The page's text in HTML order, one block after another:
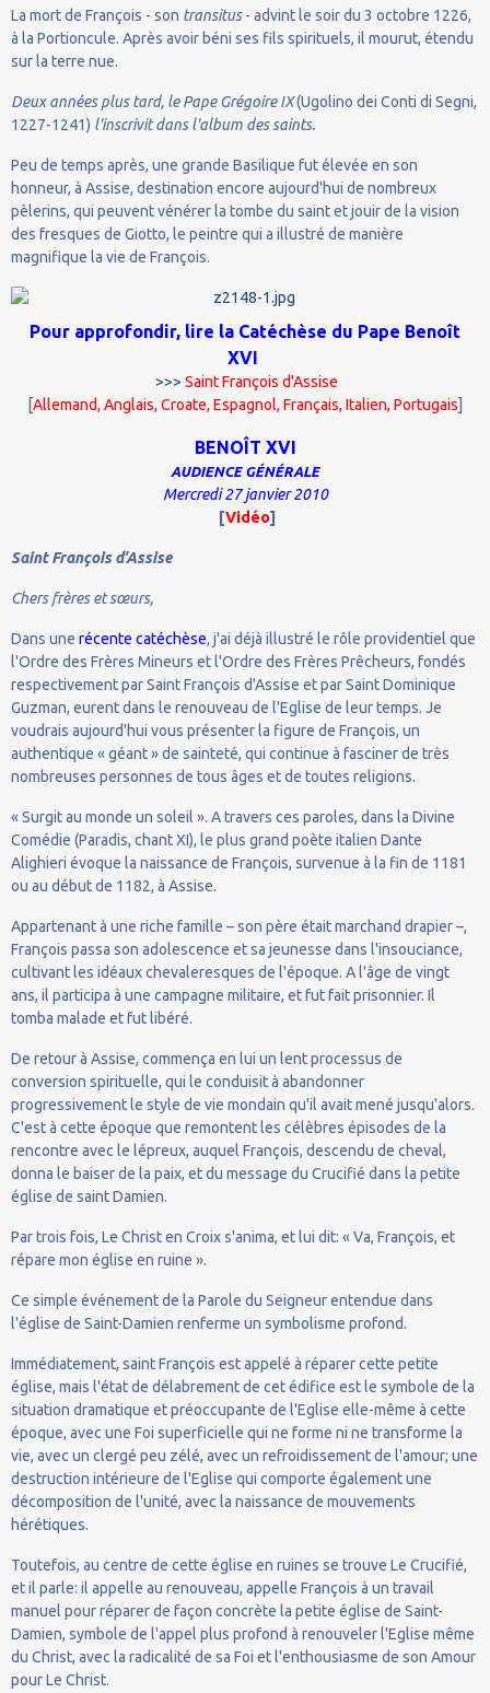
La mort de François - son transitus- advint le soir du 3 octobre 1226,
à la Portioncule. Après avoir béni ses fils spirituels, il mourut, étendu
sur la terre nue.
Deux années plus tard, le Pape Grégoire IX(Ugolino dei Conti di Segni,
1227-1241) l'inscrivit dans l'album des saints.
Peu de temps après, une grande Basilique fut élevée en son
honneur, à Assise, destination encore aujourd'hui de nombreux
pèlerins, qui peuvent vénérer la tombe du saint et jouir de la vision
des fresques de Giotto, le peintre qui a illustré de manière
magnifique la vie de François.
Pour approfondir, lire la Catéchèse du Pape Benoît
XVI
>>> Saint François d'Assise
[Allemand, Anglais, Croate, Espagnol, Français, Italien, Portugais]
BENOÎT XVI
AUDIENCE GÉNÉRALE
Mercredi 27 janvier 2010
[Vidéo]
Saint François d’Assise
Chers frères et sœurs,
Dans une récente catéchèse, j'ai déjà illustré le rôle providentiel que
l'Ordre des Frères Mineurs et l'Ordre des Frères Prêcheurs, fondés
respectivement par Saint François d'Assise et par Saint Dominique
Guzman, eurent dans le renouveau de l'Eglise de leur temps. Je
voudrais aujourd'hui vous présenter la figure de François, un
authentique « géant » de sainteté, qui continue à fasciner de très
nombreuses personnes de tous âges et de toutes religions.
« Surgit au monde un soleil ». A travers ces paroles, dans la Divine
Comédie (Paradis, chant XI), le plus grand poète italien Dante
Alighieri évoque la naissance de François, survenue à la fin de 1181
ou au début de 1182, à Assise.
Appartenant à une riche famille – son père était marchand drapier –,
François passa son adolescence et sa jeunesse dans l'insouciance,
cultivant les idéaux chevaleresques de l'époque. A l'âge de vingt
ans, il participa à une campagne militaire, et fut fait prisonnier. Il
tomba malade et fut libéré.
De retour à Assise, commença en lui un lent processus de
conversion spirituelle, qui le conduisit à abandonner
progressivement le style de vie mondain qu'il avait mené jusqu'alors.
C'est à cette époque que remontent les célèbres épisodes de la
rencontre avec le lépreux, auquel François, descendu de cheval,
donna le baiser de la paix, et du message du Crucifié dans la petite
église de saint Damien.
Par trois fois, Le Christ en Croix s'anima, et lui dit: « Va, François, et
répare mon église en ruine ».
Ce simple événement de la Parole du Seigneur entendue dans
l'église de Saint-Damien renferme un symbolisme profond.
Immédiatement, saint François est appelé à réparer cette petite
église, mais l'état de délabrement de cet édifice est le symbole de la
situation dramatique et préoccupante de l'Eglise elle-même à cette
époque, avec une Foi superficielle qui ne forme ni ne transforme la
vie, avec un clergé peu zélé, avec un refroidissement de l'amour; une
destruction intérieure de l'Eglise qui comporte également une
décomposition de l'unité, avec la naissance de mouvements
hérétiques.
Toutefois, au centre de cette église en ruines se trouve Le Crucifié,
et il parle: il appelle au renouveau, appelle François à un travail
manuel pour réparer de façon concrète la petite église de Saint-
Damien, symbole de l'appel plus profond à renouveler l'Eglise même
du Christ, avec la radicalité de sa Foi et l'enthousiasme de son Amour
pour Le Christ.